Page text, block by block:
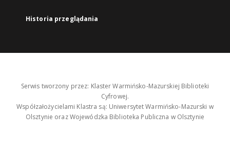
Historia przeglądania
Serwis tworzony przez: Klaster Warmińsko-Mazurskiej Biblioteki
Cyfrowej.
Współzałożycielami Klastra są: Uniwersytet Warmińsko-Mazurski w
Olsztynie oraz Wojewódzka Biblioteka Publiczna w Olsztynie